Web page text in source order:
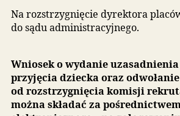
Komisja rekrutacyjna
placówki, jeżeli został
wolę zapisu i podaje w dniu15
godz. 12:00do publicznej
kandydatów przyjętych i